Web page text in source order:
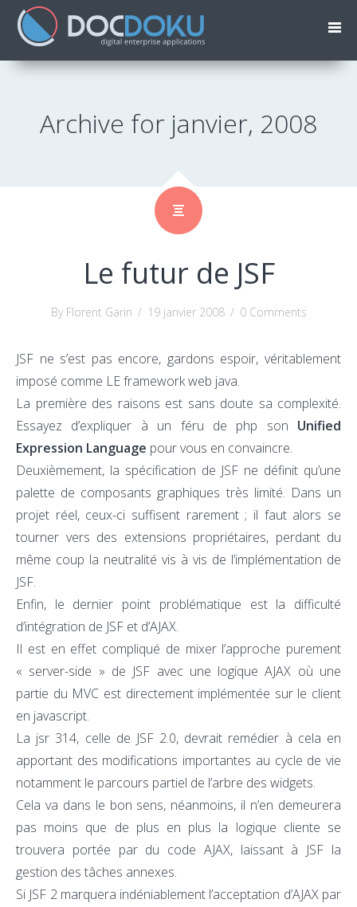
Archive for janvier, 2008
Le futur de JSF
By Florent Garin / 19 janvier 2008 / 0 Comments
JSF ne s’est pas encore, gardons espoir, véritablement
imposé comme LE framework web java.
La première des raisons est sans doute sa complexité.
Essayez d’expliquer à un féru de php son Unified
Expression Language pour vous en convaincre.
Deuxièmement, la spécification de JSF ne définit qu’une
palette de composants graphiques très limité. Dans un
projet réel, ceux-ci suffisent rarement ; il faut alors se
tourner vers des extensions propriétaires, perdant du
même coup la neutralité vis à vis de l’implémentation de
JSF.
Enfin, le dernier point problématique est la difficulté
d’intégration de JSF et d’AJAX.
Il est en effet compliqué de mixer l’approche purement
« server-side » de JSF avec une logique AJAX où une
partie du MVC est directement implémentée sur le client
en javascript.
La jsr 314, celle de JSF 2.0, devrait remédier à cela en
apportant des modifications importantes au cycle de vie
notamment le parcours partiel de l’arbre des widgets.
Cela va dans le bon sens, néanmoins, il n’en demeurera
pas moins que de plus en plus la logique cliente se
trouvera portée par du code AJAX, laissant à JSF la
gestion des tâches annexes.
Si JSF 2 marquera indéniablement l’acceptation d’AJAX par